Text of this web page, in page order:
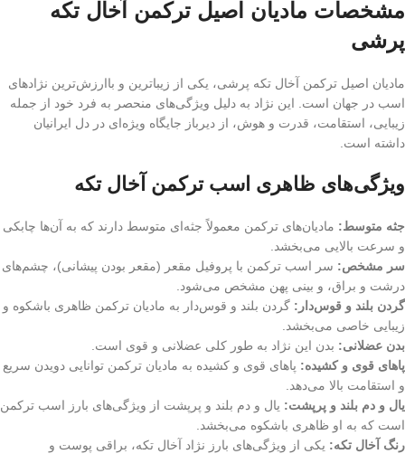
مشخصات مادیان اصیل ترکمن آخال تکه
پرشی
مادیان اصیل ترکمن آخال تکه پرشی، یکی از زیباترین و باارزش‌ترین نژادهای
اسب در جهان است. این نژاد به دلیل ویژگی‌های منحصر به فرد خود از جمله
زیبایی، استقامت، قدرت و هوش، از دیرباز جایگاه ویژه‌ای در دل ایرانیان
داشته است.
ویژگی‌های ظاهری اسب ترکمن آخال تکه
جثه متوسط: مادیان‌های ترکمن معمولاً جثه‌ای متوسط دارند که به آن‌ها چابکی
و سرعت بالایی می‌بخشد.
سر مشخص: سر اسب ترکمن با پروفیل مقعر (مقعر بودن پیشانی)، چشم‌های
درشت و براق، و بینی پهن مشخص می‌شود.
گردن بلند و قوس‌دار: گردن بلند و قوس‌دار به مادیان ترکمن ظاهری باشکوه و
زیبایی خاصی می‌بخشد.
بدن عضلانی: بدن این نژاد به طور کلی عضلانی و قوی است.
پاهای قوی و کشیده: پاهای قوی و کشیده به مادیان ترکمن توانایی دویدن سریع
و استقامت بالا می‌دهد.
یال و دم بلند و پرپشت: یال و دم بلند و پرپشت از ویژگی‌های بارز اسب ترکمن
است که به او ظاهری باشکوه می‌بخشد.
رنگ آخال تکه: یکی از ویژگی‌های بارز نژاد آخال تکه، براقی پوست و